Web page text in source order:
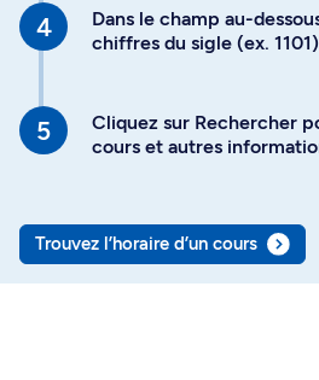
Dans le champ au-
chiffres du sigle (ex. 1101)
Cliquez sur Rechercher
cours et autres
Trouvez l’horaire d’un cours